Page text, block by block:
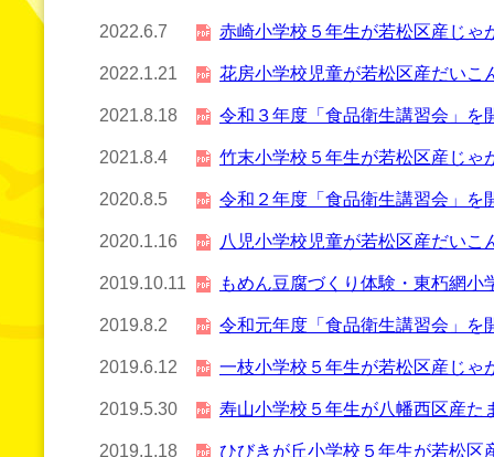
2022.6.7 赤崎小学校５年生が若松区産じゃ
2022.1.21 花房小学校児童が若松区産だいこ
2021.8.18 令和３年度「食品衛生講習会」を
2021.8.4 竹末小学校５年生が若松区産じゃ
2020.8.5 令和２年度「食品衛生講習会」を
2020.1.16 八児小学校児童が若松区産だいこ
2019.10.11 もめん豆腐づくり体験・東朽網小
2019.8.2 令和元年度「食品衛生講習会」を
2019.6.12 一枝小学校５年生が若松区産じゃ
2019.5.30 寿山小学校５年生が八幡西区産た
2019.1.18 ひびきが丘小学校５年生が若松区